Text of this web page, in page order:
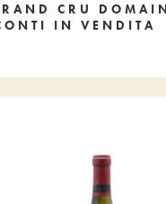
CRU
IN VENDITA